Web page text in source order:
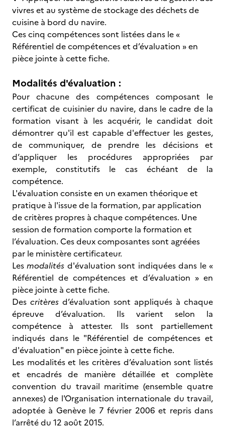
vivres et au système de stockage des déchets de
cuisine à bord du navire.
Ces cinq compétences sont listées dans le «
Référentiel de compétences et d’évaluation » en
pièce jointe à cette fiche.
Modalités d'évaluation :
Pour chacune des compétences composant le
certificat de cuisinier du navire, dans le cadre de la
formation visant à les acquérir, le candidat doit
démontrer qu'il est capable d'effectuer les gestes,
de communiquer, de prendre les décisions et
d’appliquer les procédures appropriées par
exemple, constitutifs le cas échéant de la
compétence.
L'évaluation consiste en un examen théorique et
pratique à l'issue de la formation, par application
de critères propres à chaque compétences. Une
session de formation comporte la formation et
l’évaluation. Ces deux composantes sont agréées
par le ministère certificateur.
Lesmodalités d'évaluation sont indiquées dans le «
Référentiel de compétences et d’évaluation » en
pièce jointe à cette fiche.
Des critères d’évaluation sont appliqués à chaque
épreuve d’évaluation. Ils varient selon la
compétence à attester. Ils sont partiellement
indiqués dans le "Référentiel de compétences et
d'évaluation" en pièce jointe à cette fiche.
Les modalités et les critères d’évaluation sont listés
et encadrés de manière détaillée et complète
convention du travail maritime (ensemble quatre
annexes) de l'Organisation internationale du travail,
adoptée à Genève le 7 février 2006 et repris dans
l’arrêté du 12 août 2015.